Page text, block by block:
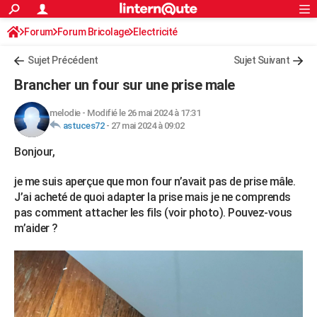
ACTUALITÉS
Politique
Société
Faits Divers
Education
Monde
Villes
+
FINANCE
Retraite
Impôts
Epargne
Immobilier
Risques naturels par ville
Banque
Assurance
Crédit
AUTO
Essais
Réserver un essai
Citadines
Berlines
SUV
Forum auto
+HIGH-TECH
Mobiles
Meilleur smartphone
Internet
Ordinateurs
Jeux vidéo
Guide high-tech
+BRICOLAGE
Forum
Aménagement intérieur
Extérieur
Cuisine
Salle de bains
Jardinage
Rangement
WEEK-END
Art de vivre
Bien-être
Loisirs
Mode
Modes de vie
SANTE
Alimentation
Guide de la santé
Maladies
Médicaments
Sommeil
VOYAGE
S'inscrire
Connexion
Forum Forum Bricolage Electricité
Sujet Précédent Sujet Suivant
Brancher un four sur une prise male
melodie- Modifié le 26 mai 2024 à 17:31
astuces72- 27 mai 2024 à 09:02
Bonjour,
je me suis aperçue que mon four n’avait pas de prise mâle.
J’ai acheté de quoi adapter la prise mais je ne comprends
pas comment attacher les fils (voir photo). Pouvez-vous
m’aider ?